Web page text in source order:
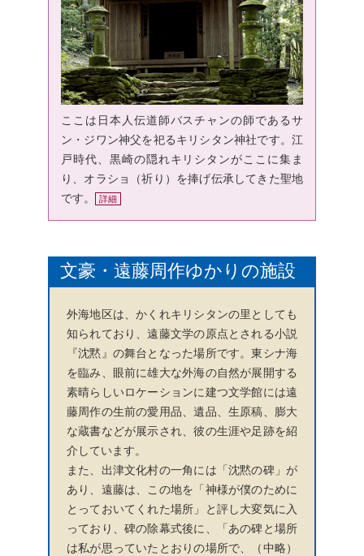
ここは日本人伝道師バスチャンの師であるサ
ン・ジワン神父を祀るキリシタン神社です。江
戸時代、黒崎の隠れキリシタンがここに集ま
り、オラショ（祈り）を捧げ伝承してきた聖地
です。
詳細
文豪・遠藤周作ゆかりの施設
外海地区は、かくれキリシタンの里としても
知られており、遠藤文学の原点とされる小説
『沈黙』の舞台となった場所です。東シナ海
を臨み、眼前に雄大な外海の自然が展開する
素晴らしいロケーションに建つ文学館には遠
藤周作の生前の愛用品、遺品、生原稿、膨大
な蔵書などが展示され、彼の生涯や足跡を紹
介しています。
また、出津文化村の一角には「沈黙の碑」が
あり、遠藤は、この地を「神様が僕のために
とっておいてくれた場所」と評し大変気に入
っており、碑の除幕式後に、「あの碑と場所
は私が思っていたとおりの場所で、（中略）